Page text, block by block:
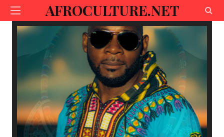
AFROCULTURE.NET